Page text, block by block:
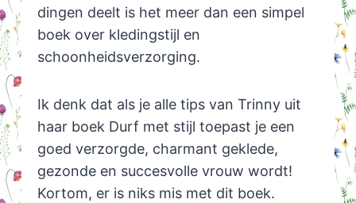
dingen deelt is het meer dan een simpel
boek over kledingstijl en
schoonheidsverzorging.
Ik denk dat als je alle tips van Trinny uit
haar boek Durf met stijl toepast je een
goed verzorgde, charmant geklede,
gezonde en succesvolle vrouw wordt!
Kortom, er is niks mis met dit boek.